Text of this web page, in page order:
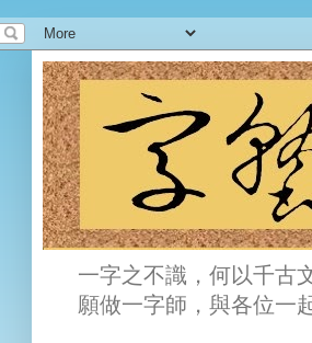
一字之不識，何以千古
願做一字師，與各位一